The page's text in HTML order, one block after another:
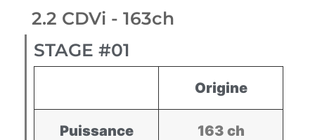
2.2 CDVi - 163ch
STAGE #01
Origine
Puissance 163 ch